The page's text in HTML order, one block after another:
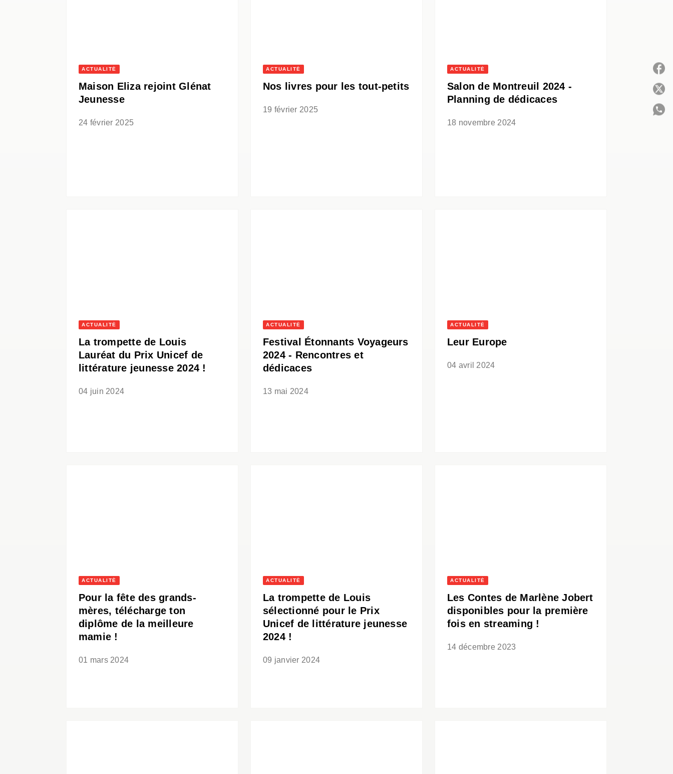
ACTUALITÉ
Maison Eliza rejoint Glénat
Jeunesse
24 février 2025
ACTUALITÉ
Nos livres pour les tout-petits
19 février 2025
ACTUALITÉ
Salon de Montreuil 2024 -
Planning de dédicaces
18 novembre 2024
ACTUALITÉ
La trompette de Louis
Lauréat du Prix Unicef de
littérature jeunesse 2024 !
04 juin 2024
ACTUALITÉ
Festival Étonnants Voyageurs
2024 - Rencontres et
dédicaces
13 mai 2024
ACTUALITÉ
Leur Europe
04 avril 2024
ACTUALITÉ
Pour la fête des grands-
mères, télécharge ton
diplôme de la meilleure
mamie !
01 mars 2024
ACTUALITÉ
La trompette de Louis
sélectionné pour le Prix
Unicef de littérature jeunesse
2024 !
09 janvier 2024
ACTUALITÉ
Les Contes de Marlène Jobert
disponibles pour la première
fois en streaming !
14 décembre 2023